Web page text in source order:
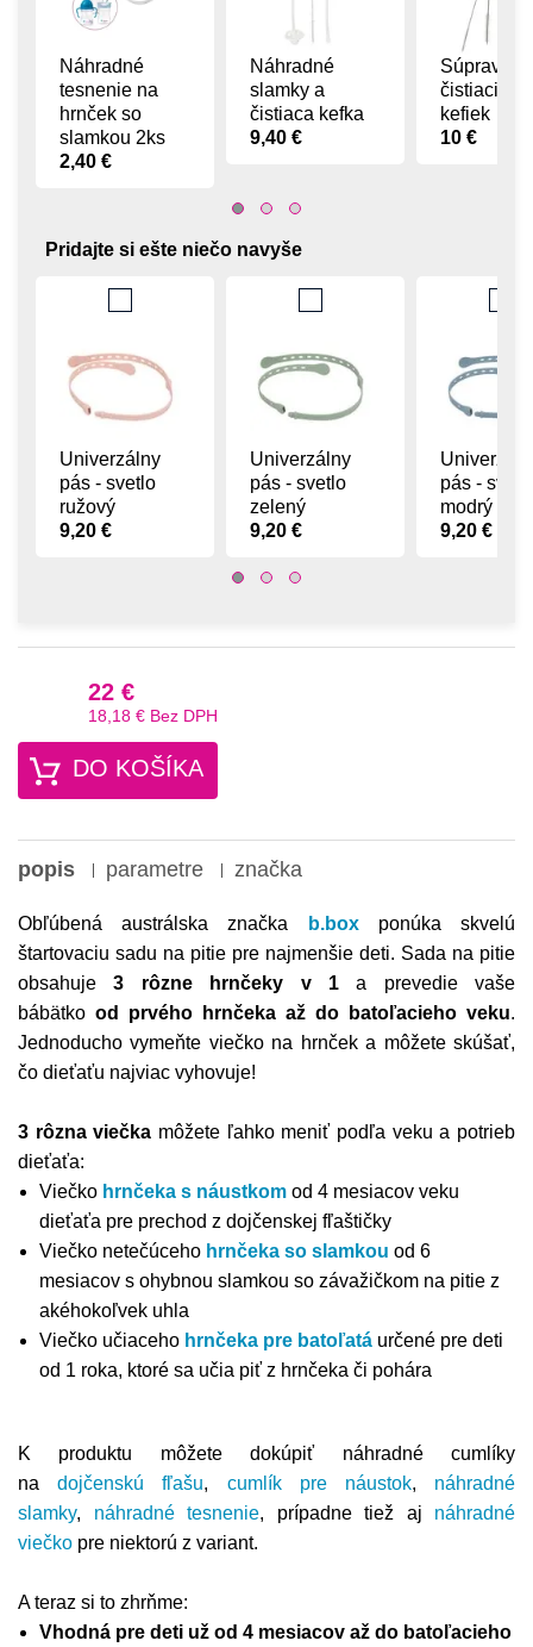
Náhradné
tesnenie na
hrnček so
slamkou 2ks
2,40 €
Náhradné
slamky a
čistiaca kefka
9,40 €
Súprava
čistiacich
kefiek
10 €
Pridajte si ešte niečo navyše
Univerzálny
pás - svetlo
ružový
9,20 €
Univerzálny
pás - svetlo
zelený
9,20 €
pás -
modrý
9,20 €
22 €
18,18 € Bez DPH
DO KOŠÍKA
popis parametre značka
Obľúbená austrálska značka b.boxponúka skvelú
štartovaciu sadu na pitie pre najmenšie deti. Sada na pitie
obsahuje3 rôzne hrnčeky v 1a prevedie vaše
bábätko od prvého hrnčeka až do batoľacieho veku.
Jednoducho vymeňte viečko na hrnček a môžete skúšať,
čo dieťaťu najviac vyhovuje!
3 rôzna viečka môžete ľahko meniť podľa veku a potrieb
dieťaťa:
Viečko hrnčeka s náustkom od 4 mesiacov veku
dieťaťa pre prechod z dojčenskej fľaštičky
Viečko netečúceho hrnčeka so slamkou od 6
mesiacov s ohybnou slamkou so závažičkom na pitie z
akéhokoľvek uhla
Viečko učiaceho hrnčeka pre batoľatá určené pre deti
od 1 roka, ktoré sa učia piť z hrnčeka či pohára
K produktu môžete dokúpiť náhradné cumlíky
nadojčenskú fľašu, cumlík pre náustok, náhradné
slamky, náhradné tesnenie, prípadne tiež aj náhradné
viečko pre niektorú z variant.
A teraz si to zhrňme:
Vhodná pre deti už od 4 mesiacov až do batoľacieho